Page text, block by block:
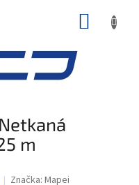
m
Značka: Mapei